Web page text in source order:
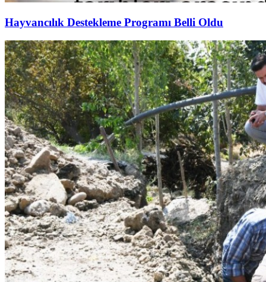
Hayvancılık Destekleme Programı Belli Oldu